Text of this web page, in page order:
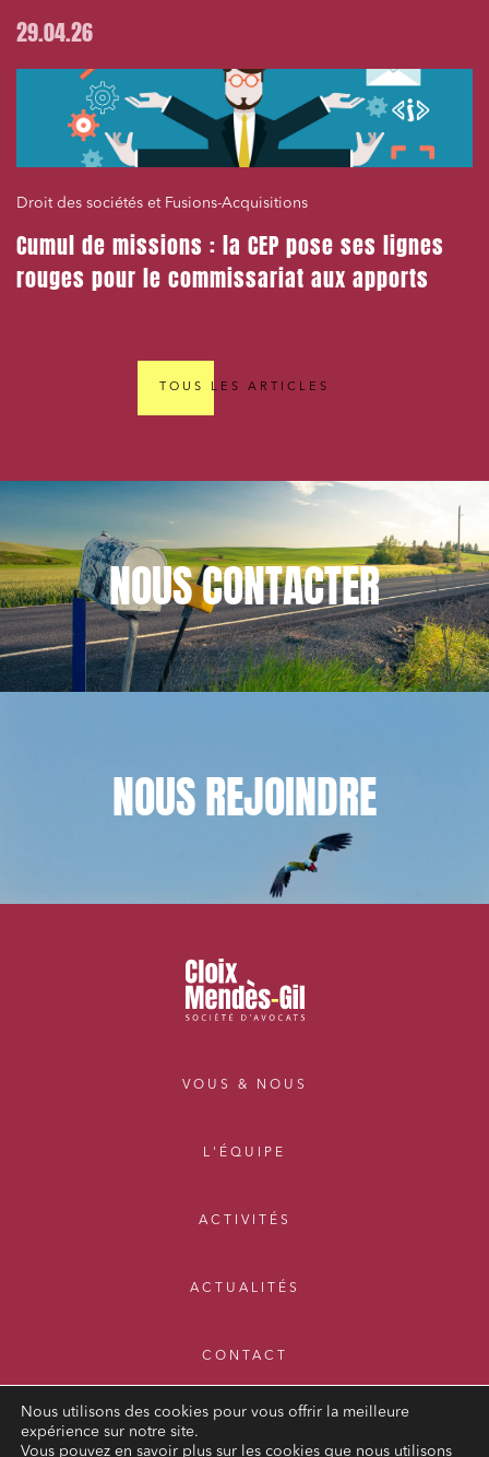
29.04.26
Droit des sociétés et Fusions-Acquisitions
Cumul de missions : la CEP pose ses lignes
rouges pour le commissariat aux apports
TOUS LES ARTICLES
NOUSCONTACTER
NOUSREJOINDRE
VOUS & NOUS
L'ÉQUIPE
ACTIVITÉS
ACTUALITÉS
CONTACT
Nous utilisons des cookies pour vous offrir la meilleure
expérience sur notre site.
Vous pouvez en savoir plus sur les cookies que nous utilisons